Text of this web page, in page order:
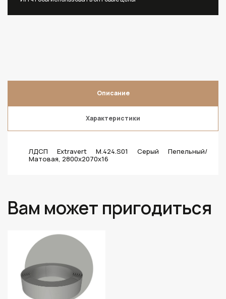
Описание
Характеристики
ЛДСП Extravert M.424.S01 Серый Пепельный/
Матовая, 2800х2070х16
Вам может пригодиться